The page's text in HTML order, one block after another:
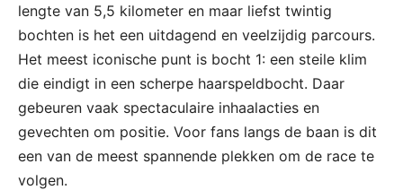
lengte van 5,5 kilometer en maar liefst twintig
bochten is het een uitdagend en veelzijdig parcours.
Het meest iconische punt is bocht 1: een steile klim
die eindigt in een scherpe haarspeldbocht. Daar
gebeuren vaak spectaculaire inhaalacties en
gevechten om positie. Voor fans langs de baan is dit
een van de meest spannende plekken om de race te
volgen.